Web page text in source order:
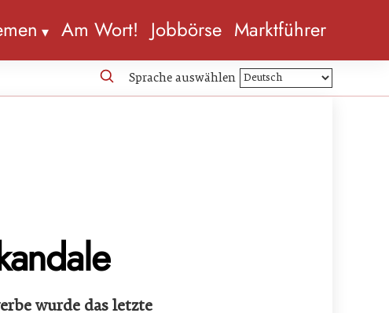
Am Wort! Jobbörse Marktführer
Sprache auswählen
wurde das letzte